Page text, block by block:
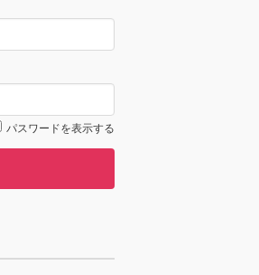
パスワードを表示する